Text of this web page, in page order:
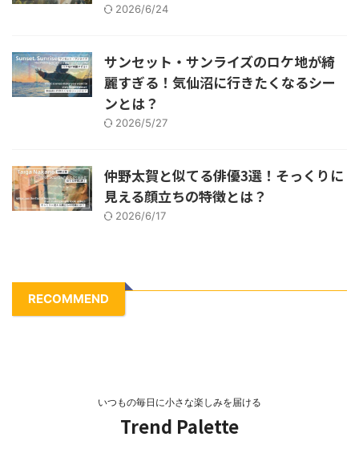
2026/6/24
サンセット・サンライズのロケ地が綺
麗すぎる！気仙沼に行きたくなるシー
ンとは？
2026/5/27
仲野太賀と似てる俳優3選！そっくりに
見える顔立ちの特徴とは？
2026/6/17
RECOMMEND
いつもの毎日に小さな楽しみを届ける
Trend Palette